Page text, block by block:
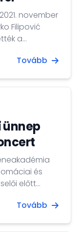
november
a
Tovább
ünnep
és
előtt
Tovább